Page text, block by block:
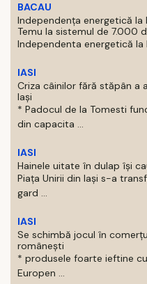
BACAU
Independența energetică la
Temu la sistemul de 7.000
Independenta energetică la
IASI
Criza câinilor fără stăpân a
Iași
* Padocul de la Tomesti
din capacita ...
IASI
Hainele uitate în dulap îşi
Piaţa Unirii din Iaşi s-a
gard ...
IASI
Se schimbă jocul în
românești
* produsele foarte ieftine
Europen ...